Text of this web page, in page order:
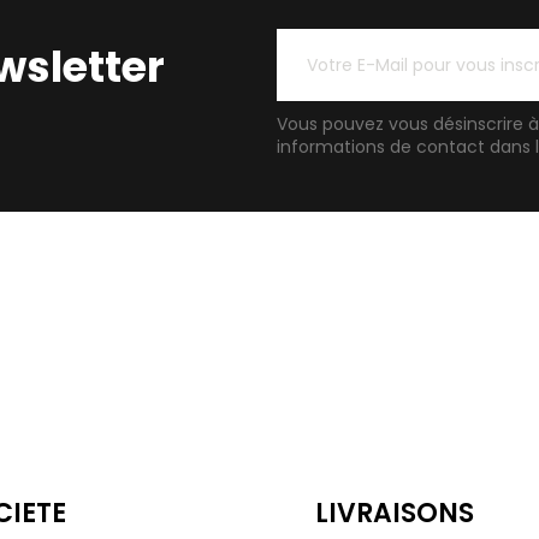
Vous pouvez vous
informations de contact dans
LIVRAISONS